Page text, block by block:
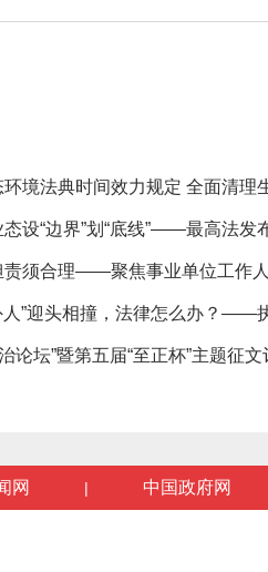
境法典时间效力规定 全面清理
设“边界”划“底线”——最高法发
责须合理——聚焦事业单位工作
人”迎头相撞，法律怎么办？——
论坛”暨第五届“至正杯”主题征文
网 | 中国政府网